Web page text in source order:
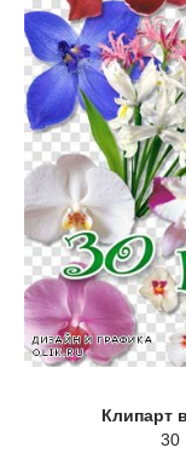
Клипарт
30